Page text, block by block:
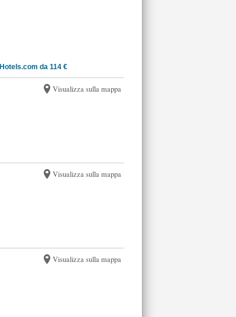
Hotels.com da 114 €
Visualizza sulla mappa
Visualizza sulla mappa
Visualizza sulla mappa